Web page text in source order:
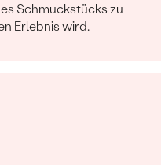
Schmuckstücks zu
Erlebnis wird.